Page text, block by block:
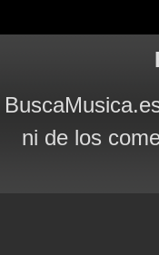
ni de los